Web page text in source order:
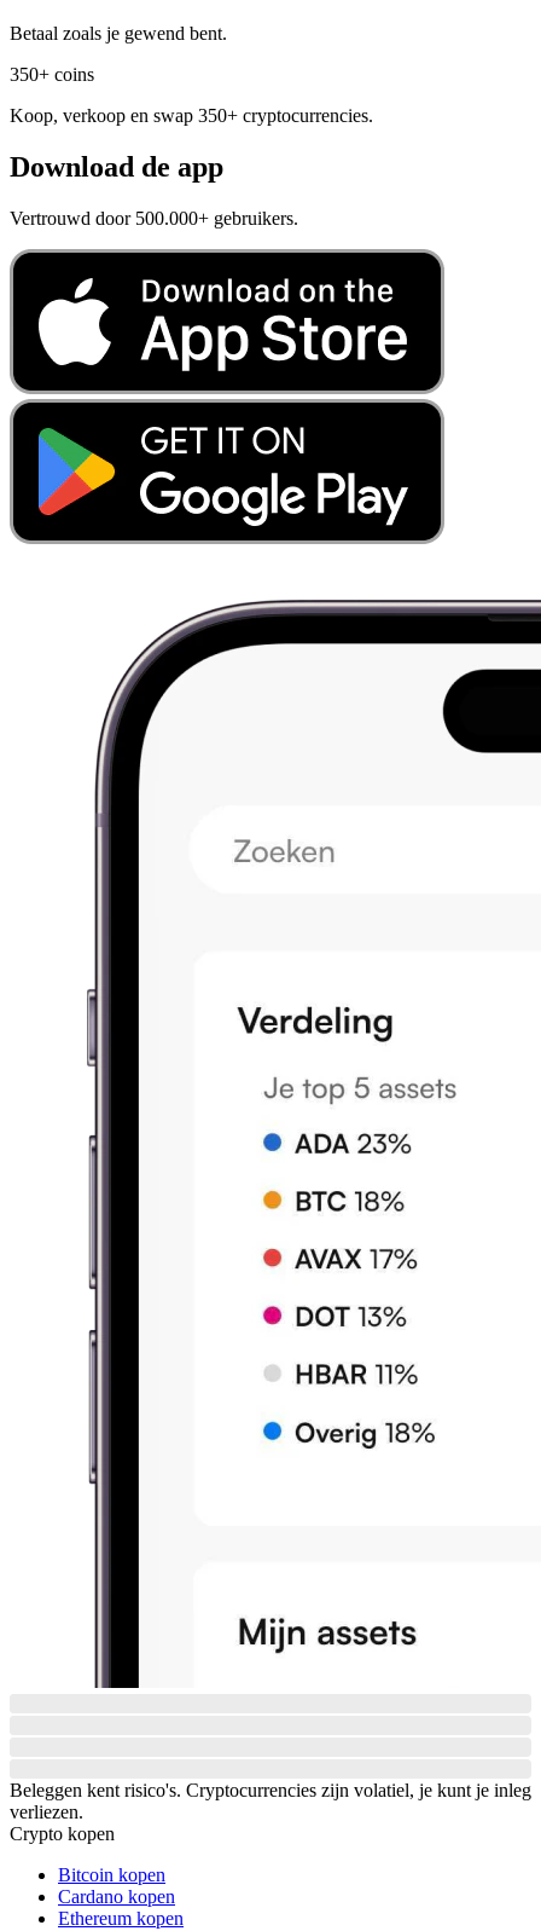
Betaal zoals je gewend bent.
350+ coins
Koop, verkoop en swap 350+ cryptocurrencies.
Download de app
Vertrouwd door 500.000+ gebruikers.
Beleggen kent risico's. Cryptocurrencies zijn volatiel, je kunt je inleg
verliezen.
Crypto kopen
Bitcoin kopen
Cardano kopen
Ethereum kopen